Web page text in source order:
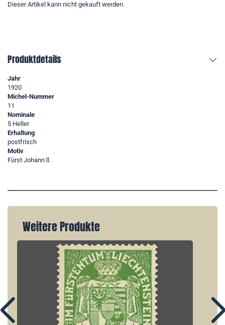
Dieser Artikel kann nicht gekauft werden.
Produktdetails
Jahr
1920
Michel-Nummer
11
Nominale
5 Heller
Erhaltung
postfrisch
Motiv
Fürst Johann ll.
Weitere Produkte